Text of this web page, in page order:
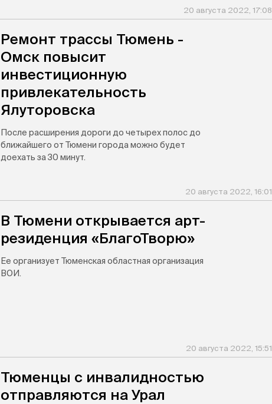
20 августа 2022, 17:08
Ремонт трассы Тюмень -
Омск повысит
инвестиционную
привлекательность
Ялуторовска
После расширения дороги до четырех полос до
ближайшего от Тюмени города можно будет
доехать за 30 минут.
20 августа 2022, 16:01
В Тюмени открывается арт-
резиденция «БлагоТворю»
Ее организует Тюменская областная организация
ВОИ.
20 августа 2022, 15:51
Тюменцы с инвалидностью
отправляются на Урал